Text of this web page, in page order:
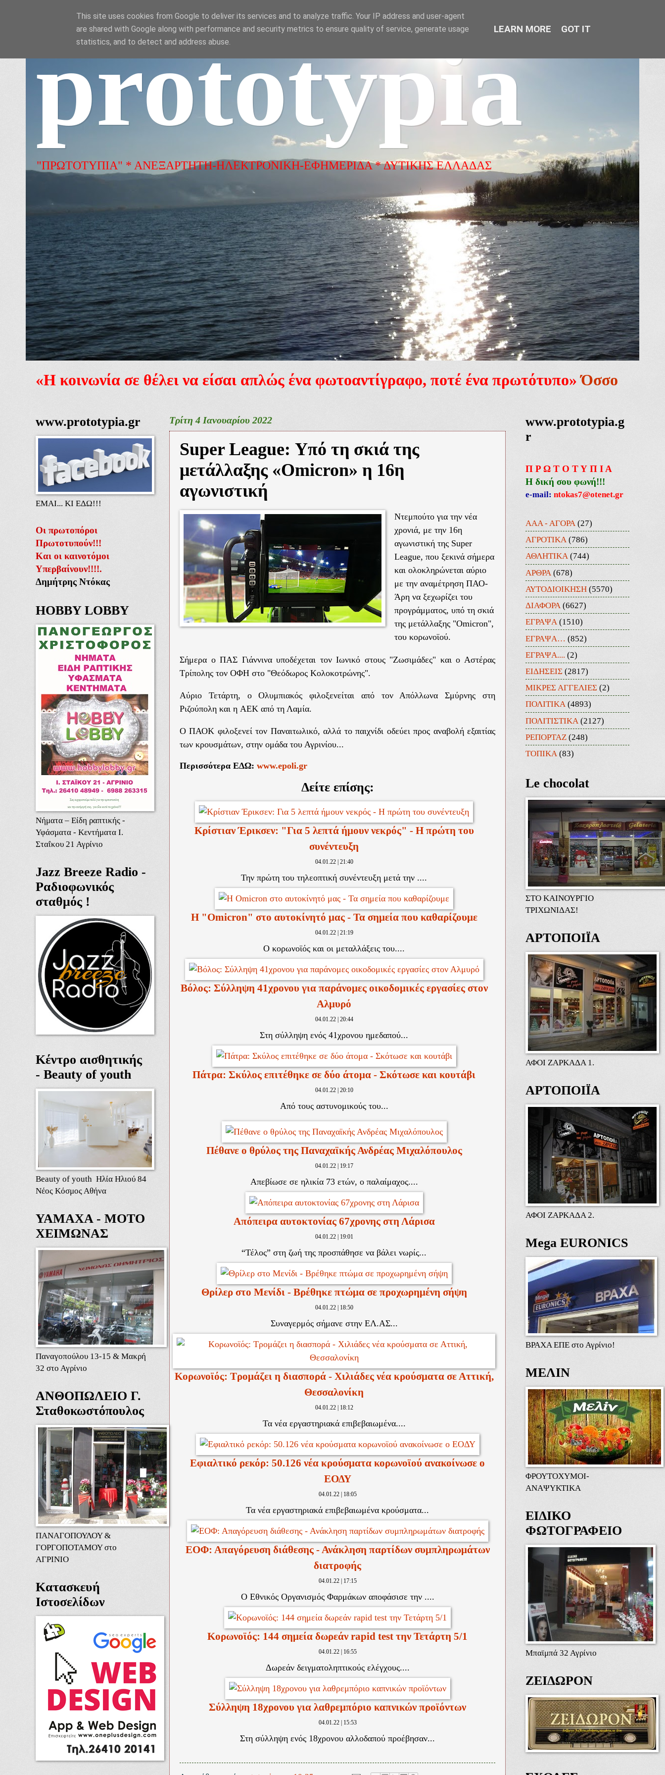
prototypia
"ΠΡΩΤΟΤΥΠΙΑ" * ΑΝΕΞΑΡΤΗΤΗ-ΗΛΕΚΤΡΟΝΙΚΗ-ΕΦΗΜΕΡΙΔΑ * ΔΥΤΙΚΗΣ ΕΛΛΑΔΑΣ
«Η κοινωνία σε θέλει να είσαι απλώς ένα φωτοαντίγραφο, ποτέ ένα πρωτότυπο» Όσσο
Τρίτη 4 Ιανουαρίου 2022
Super League: Υπό τη σκιά της
μετάλλαξης «Omicron» η 16η
αγωνιστική
Ντεμπούτο για την νέα
χρονιά, με την 16η
αγωνιστική της Super
League, που ξεκινά σήμερα
και ολοκληρώνεται αύριο
με την αναμέτρηση ΠΑΟ-
Άρη να ξεχωρίζει του
προγράμματος, υπό τη σκιά
της μετάλλαξης "Omicron",
του κορωνοϊού.
Σήμερα ο ΠΑΣ Γιάννινα υποδέχεται τον Ιωνικό στους "Ζωσιμάδες" και ο Αστέρας
Τρίπολης τον ΟΦΗ στο "Θεόδωρος Κολοκοτρώνης".
Αύριο Τετάρτη, ο Ολυμπιακός φιλοξενείται από τον Απόλλωνα Σμύρνης στη
Ριζούπολη και η ΑΕΚ από τη Λαμία.
Ο ΠΑΟΚ φιλοξενεί τον Παναιτωλικό, αλλά το παιχνίδι οδεύει προς αναβολή εξαιτίας
των κρουσμάτων, στην ομάδα του Αγρινίου...
Περισσότερα ΕΔΩ: www.epoli.gr
Δείτε επίσης:
Κρίστιαν Έρικσεν: "Για 5 λεπτά ήμουν νεκρός" - Η πρώτη του
συνέντευξη
04.01.22 | 21:40
Την πρώτη του τηλεοπτική συνέντευξη μετά την ....
Η "Omicron" στο αυτοκίνητό μας - Τα σημεία που καθαρίζουμε
04.01.22 | 21:19
Ο κορωνοϊός και οι μεταλλάξεις του....
Βόλος: Σύλληψη 41χρονου για παράνομες οικοδομικές εργασίες στον
Αλμυρό
04.01.22 | 20:44
Στη σύλληψη ενός 41χρονου ημεδαπού...
Πάτρα: Σκύλος επιτέθηκε σε δύο άτομα - Σκότωσε και κουτάβι
04.01.22 | 20:10
Από τους αστυνομικούς του...
Πέθανε ο θρύλος της Παναχαϊκής Ανδρέας Μιχαλόπουλος
04.01.22 | 19:17
Απεβίωσε σε ηλικία 73 ετών, ο παλαίμαχος....
Απόπειρα αυτοκτονίας 67χρονης στη Λάρισα
04.01.22 | 19:01
“Τέλος” στη ζωή της προσπάθησε να βάλει νωρίς...
Θρίλερ στο Μενίδι - Βρέθηκε πτώμα σε προχωρημένη σήψη
04.01.22 | 18:50
Συναγερμός σήμανε στην ΕΛ.ΑΣ...
Κορωνοϊός: Τρομάζει η διασπορά - Χιλιάδες νέα κρούσματα σε Αττική,
Θεσσαλονίκη
04.01.22 | 18:12
Τα νέα εργαστηριακά επιβεβαιωμένα....
Εφιαλτικό ρεκόρ: 50.126 νέα κρούσματα κορωνοϊού ανακοίνωσε ο
ΕΟΔΥ
04.01.22 | 18:05
Τα νέα εργαστηριακά επιβεβαιωμένα κρούσματα...
ΕΟΦ: Απαγόρευση διάθεσης - Ανάκληση παρτίδων συμπληρωμάτων
διατροφής
04.01.22 | 17:15
O Εθνικός Οργανισμός Φαρμάκων αποφάσισε την ....
Κορωνοϊός: 144 σημεία δωρεάν rapid test την Τετάρτη 5/1
04.01.22 | 16:55
Δωρεάν δειγματοληπτικούς ελέγχους....
Σύλληψη 18χρονου για λαθρεμπόριο καπνικών προϊόντων
04.01.22 | 15:53
Στη σύλληψη ενός 18χρονου αλλοδαπού προέβησαν...
www.prototypia.gr
ΕΜΑΙ... ΚΙ ΕΔΩ!!!
Οι πρωτοπόροι
Πρωτοτυπούν!!!
Και οι καινοτόμοι
Υπερβαίνουν!!!!.
Δημήτρης Ντόκας
HOBBY LOBBY
Νήματα – Είδη ραπτικής -
Υφάσματα - Κεντήματα Ι.
Σταΐκου 21 Αγρίνιο
Jazz Breeze Radio -
Ραδιοφωνικός
σταθμός !
Κέντρο αισθητικής
- Beauty of youth
Beauty of youth Ηλία Ηλιού 84
Νέος Κόσμος Αθήνα
ΥΑΜΑΧΑ - ΜΟΤΟ
ΧΕΙΜΩΝΑΣ
Παναγοπούλου 13-15 & Μακρή
32 στο Αγρίνιο
ΑΝΘΟΠΩΛΕΙΟ Γ.
Σταθοκωστόπουλος
ΠΑΝΑΓΟΠΟΥΛΟΥ &
ΓΟΡΓΟΠΟΤΑΜΟΥ στο
ΑΓΡΙΝΙΟ
Κατασκευή
Ιστοσελίδων
www.prototypia.g
r
Π Ρ Ω Τ Ο Τ Υ Π Ι Α
Η δική σου φωνή!!!
e-mail: ntokas7@otenet.gr
ΑΑΑ - ΑΓΟΡΑ (27)
ΑΓΡΟΤΙΚΑ (786)
ΑΘΛΗΤΙΚΑ (744)
ΑΡΘΡΑ (678)
ΑΥΤΟΔΙΟΙΚΗΣΗ (5570)
ΔΙΑΦΟΡΑ (6627)
ΕΓΡΑΨΑ (1510)
ΕΓΡΑΨΑ… (852)
ΕΓΡΑΨΑ.... (2)
ΕΙΔΗΣΕΙΣ (2817)
ΜΙΚΡΕΣ ΑΓΓΕΛΙΕΣ (2)
ΠΟΛΙΤΙΚΑ (4893)
ΠΟΛΙΤΙΣΤΙΚΑ (2127)
ΡΕΠΟΡΤΑΖ (248)
ΤΟΠΙΚΑ (83)
Le chocolat
ΣΤΟ ΚΑΙΝΟΥΡΓΙΟ
ΤΡΙΧΩΝΙΔΑΣ!
ΑΡΤΟΠΟΙΪΑ
ΑΦΟΙ ΖΑΡΚΑΔΑ 1.
ΑΡΤΟΠΟΙΪΑ
ΑΦΟΙ ΖΑΡΚΑΔΑ 2.
Mega EURONICS
ΒΡΑΧΑ ΕΠΕ στο Αγρίνιο!
ΜΕΛΙΝ
ΦΡΟΥΤΟΧΥΜΟΙ-
ΑΝΑΨΥΚΤΙΚΑ
ΕΙΔΙΚΟ
ΦΩΤΟΓΡΑΦΕΙΟ
Μπαϊμπά 32 Αγρίνιο
ΖΕΙΔΩΡΟΝ
This site uses cookies from Google to deliver its services and to analyze traffic. Your IP address and user-agent
are shared with Google along with performance and security metrics to ensure quality of service, generate usage
statistics, and to detect and address abuse.
LEARN MORE GOT IT